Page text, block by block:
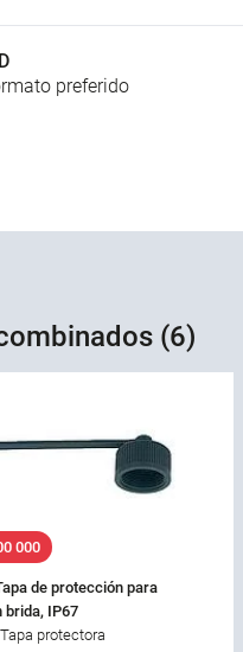
preferido
(6)
000
de protección para
brida, IP67
protectora